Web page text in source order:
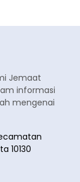
Jemaat
informasi
mengenai
10130